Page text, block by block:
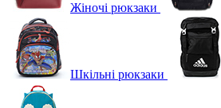
Жіночі рюкзаки
Шкільні рюкзаки